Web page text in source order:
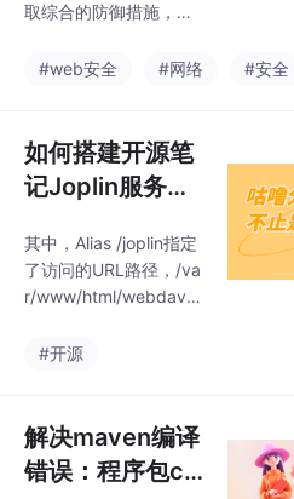
取综合的防御措施，包
和制定政策规范，可以
全。持续关注最新的安
全威胁和漏洞，及时调
整和加强安全措施也是
网络安全是当今社会中
至关重要的议题，面临
着各种各样的威胁和挑
络钓鱼邮件和网站，注
否合法。2.限制员工访
问权限，实施最小
#web安全 #网络 #安全
如何搭建开源笔
记Joplin服务并
地数据
其中，Alias /joplin指定
了访问的URL路径，/va
r/www/html/webdav指
hType Basic指定了认
ache2/.htpasswd指定
了存储WebDAV用户的
密码文件，Require vali
#开源
解决maven编译
错误：程序包co